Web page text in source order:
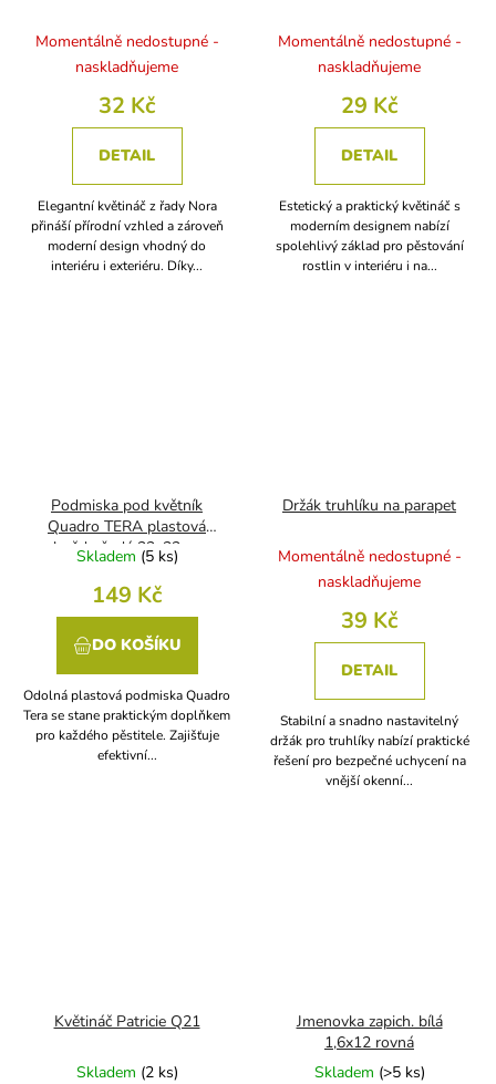
Momentálně nedostupné -
naskladňujeme
32 Kč
DETAIL
Elegantní květináč z řady Nora
přináší přírodní vzhled a zároveň
moderní design vhodný do
interiéru i exteriéru. Díky...
Momentálně nedostupné -
naskladňujeme
29 Kč
DETAIL
Estetický a praktický květináč s
moderním designem nabízí
spolehlivý základ pro pěstování
rostlin v interiéru i na...
Podmiska pod květník
Quadro TERA plastová
hnědo šedá 33x33cm
Skladem (5 ks)
149 Kč
DO KOŠÍKU
Odolná plastová podmiska Quadro
Tera se stane praktickým doplňkem
pro každého pěstitele. Zajišťuje
efektivní...
Držák truhlíku na parapet
Momentálně nedostupné -
naskladňujeme
39 Kč
DETAIL
Stabilní a snadno nastavitelný
držák pro truhlíky nabízí praktické
řešení pro bezpečné uchycení na
vnější okenní...
Květináč Patricie Q21
Skladem (2 ks)
Jmenovka zapich. bílá
1,6x12 rovná
Skladem (>5 ks)